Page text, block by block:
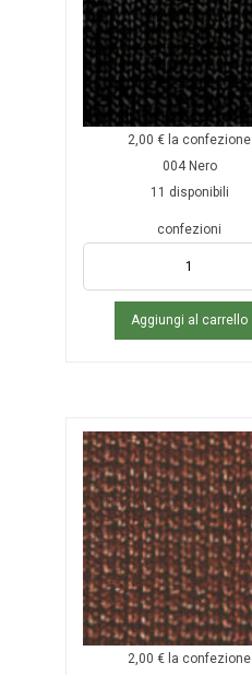
2,00 € la confezione
004 Nero
11 disponibili
confezioni
Aggiungi al carrello
2,00 € la confezione